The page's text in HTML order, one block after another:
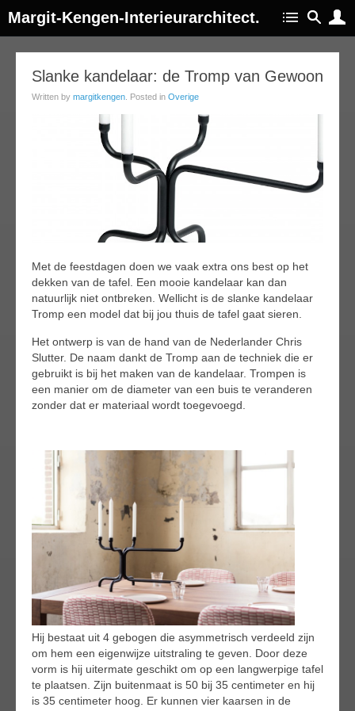
Margit-Kengen-Interieurarchitect.
Slanke kandelaar: de Tromp van Gewoon
Written by margitkengen . Posted in Overige
Met de feestdagen doen we vaak extra ons best op het
dekken van de tafel. Een mooie kandelaar kan dan
natuurlijk niet ontbreken. Wellicht is de slanke kandelaar
Tromp een model dat bij jou thuis de tafel gaat sieren.
Het ontwerp is van de hand van de Nederlander Chris
Slutter. De naam dankt de Tromp aan de techniek die er
gebruikt is bij het maken van de kandelaar. Trompen is
een manier om de diameter van een buis te veranderen
zonder dat er materiaal wordt toegevoegd.
Hij bestaat uit 4 gebogen die asymmetrisch verdeeld zijn
om hem een eigenwijze uitstraling te geven. Door deze
vorm is hij uitermate geschikt om op een langwerpige tafel
te plaatsen. Zijn buitenmaat is 50 bij 35 centimeter en hij
is 35 centimeter hoog. Er kunnen vier kaarsen in de